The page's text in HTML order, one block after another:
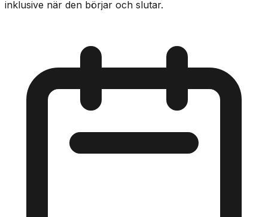
inklusive när den börjar och slutar.